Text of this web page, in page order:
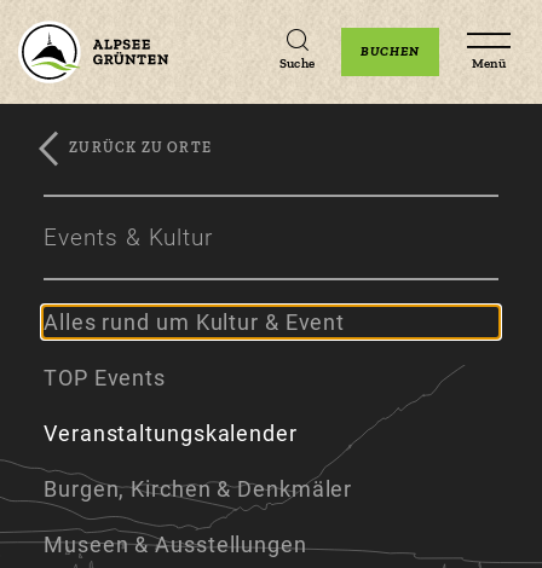
Zum
Zur
Zum
Suche
BUCHEN
Menü
ZURÜCK ZU ORTE
Events & Kultur
Alles rund um Kultur & Event
TOP Events
Veranstaltungskalender
Burgen, Kirchen & Denkmäler
Museen & Ausstellungen
Unterkünfte Veranstaltungen